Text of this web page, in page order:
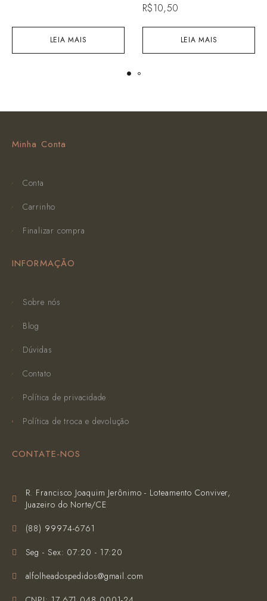
LEIA MAIS LEIA MAIS
R$10,50
Minha Conta
Conta
Carrinho
Finalizar compra
INFORMAÇÃO
Sobre nós
Blog
Dúvidas
Contato
Política de privacidade
Política de troca e devolução
CONTATE-NOS
R. Francisco Joaquim Jerônimo - Loteamento Conviver,
Juazeiro do Norte/CE
(‪88) 99974-6761‬
Seg - Sex: 07:20 - 17:20
alfolheadospedidos@gmail.com